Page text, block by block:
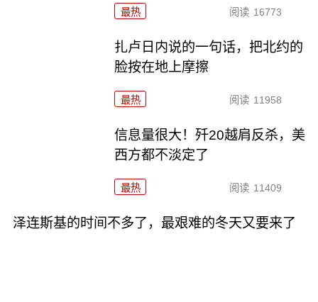
最热 阅读 16773
扎卢日内说的一句话，把北约的
脸按在地上摩擦
最热 阅读 11958
信息量很大！歼20越肩反杀，美
西方都不淡定了
最热 阅读 11409
泽连斯基的时间不多了，最艰难的冬天又要来了